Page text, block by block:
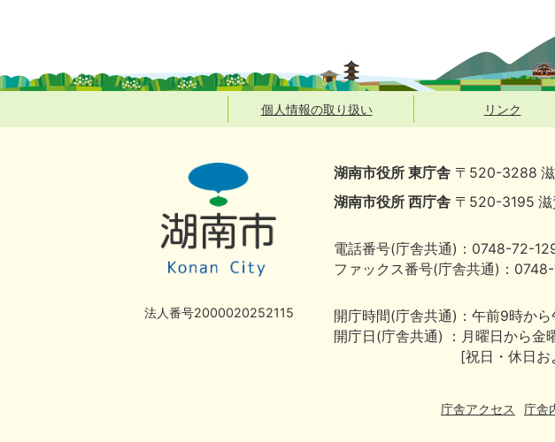
個人情報の取り扱い リンク
法人番号2000020252115
湖南市役所 東庁舎 〒520-3288
湖南市役所 西庁舎 〒520-3195 滋
電話番号(庁舎共通)：0748-72-
ファックス番号(庁舎共通)：
開庁時間(庁舎共通)：午前9時か
開庁日(庁舎共通) ：月曜日から金
[祝日・休日お
庁舎アクセス 庁舎